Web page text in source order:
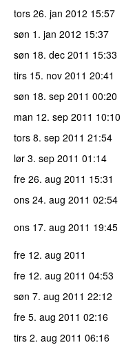
tors 26. jan 2012 15:57
søn 1. jan 2012 15:37
søn 18. dec 2011 15:33
tirs 15. nov 2011 20:41
søn 18. sep 2011 00:20
man 12. sep 2011 10:10
tors 8. sep 2011 21:54
lør 3. sep 2011 01:14
fre 26. aug 2011 15:31
ons 24. aug 2011 02:54
ons 17. aug 2011 19:45
fre 12. aug 2011
fre 12. aug 2011 04:53
søn 7. aug 2011 22:12
fre 5. aug 2011 02:16
tirs 2. aug 2011 06:16